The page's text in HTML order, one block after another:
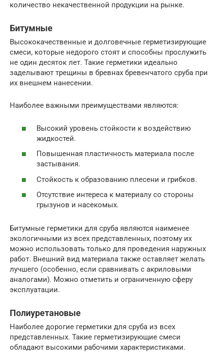
количество некачественной продукции на рынке.
Битумные
Высококачественные и долговечные герметизирующие
смеси, которые недорого стоят и способны прослужить
не один десяток лет. Такие герметики идеально
заделывают трещины в бревнах бревенчатого сруба при
их внешнем нанесении.
Наиболее важными преимуществами являются:
Высокий уровень стойкости к воздействию
жидкостей.
Повышенная пластичность материала после
застывания.
Стойкость к образованию плесени и грибков.
Отсутствие интереса к материалу со стороны
грызунов и насекомых.
Битумные герметики для сруба являются наименее
экологичными из всех представленных, поэтому их
можно использовать только для проведения наружных
работ. Внешний вид материала также оставляет желать
лучшего (особенно, если сравнивать с акриловыми
аналогами). Можно отметить и ограниченную сферу
эксплуатации.
Полиуретановые
Наиболее дорогие герметики для сруба из всех
представленных. Такие герметизирующие смеси
обладают высокими рабочими характеристиками.